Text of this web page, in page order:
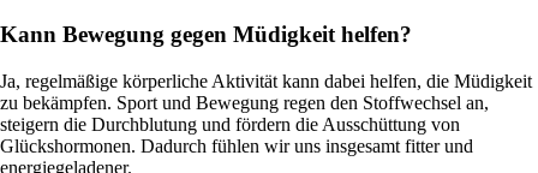
Kann Bewegung gegen Müdigkeit helfen?
Ja, regelmäßige körperliche Aktivität kann dabei helfen, die Müdigkeit
zu bekämpfen. Sport und Bewegung regen den Stoffwechsel an,
steigern die Durchblutung und fördern die Ausschüttung von
Glückshormonen. Dadurch fühlen wir uns insgesamt fitter und
energiegeladener.